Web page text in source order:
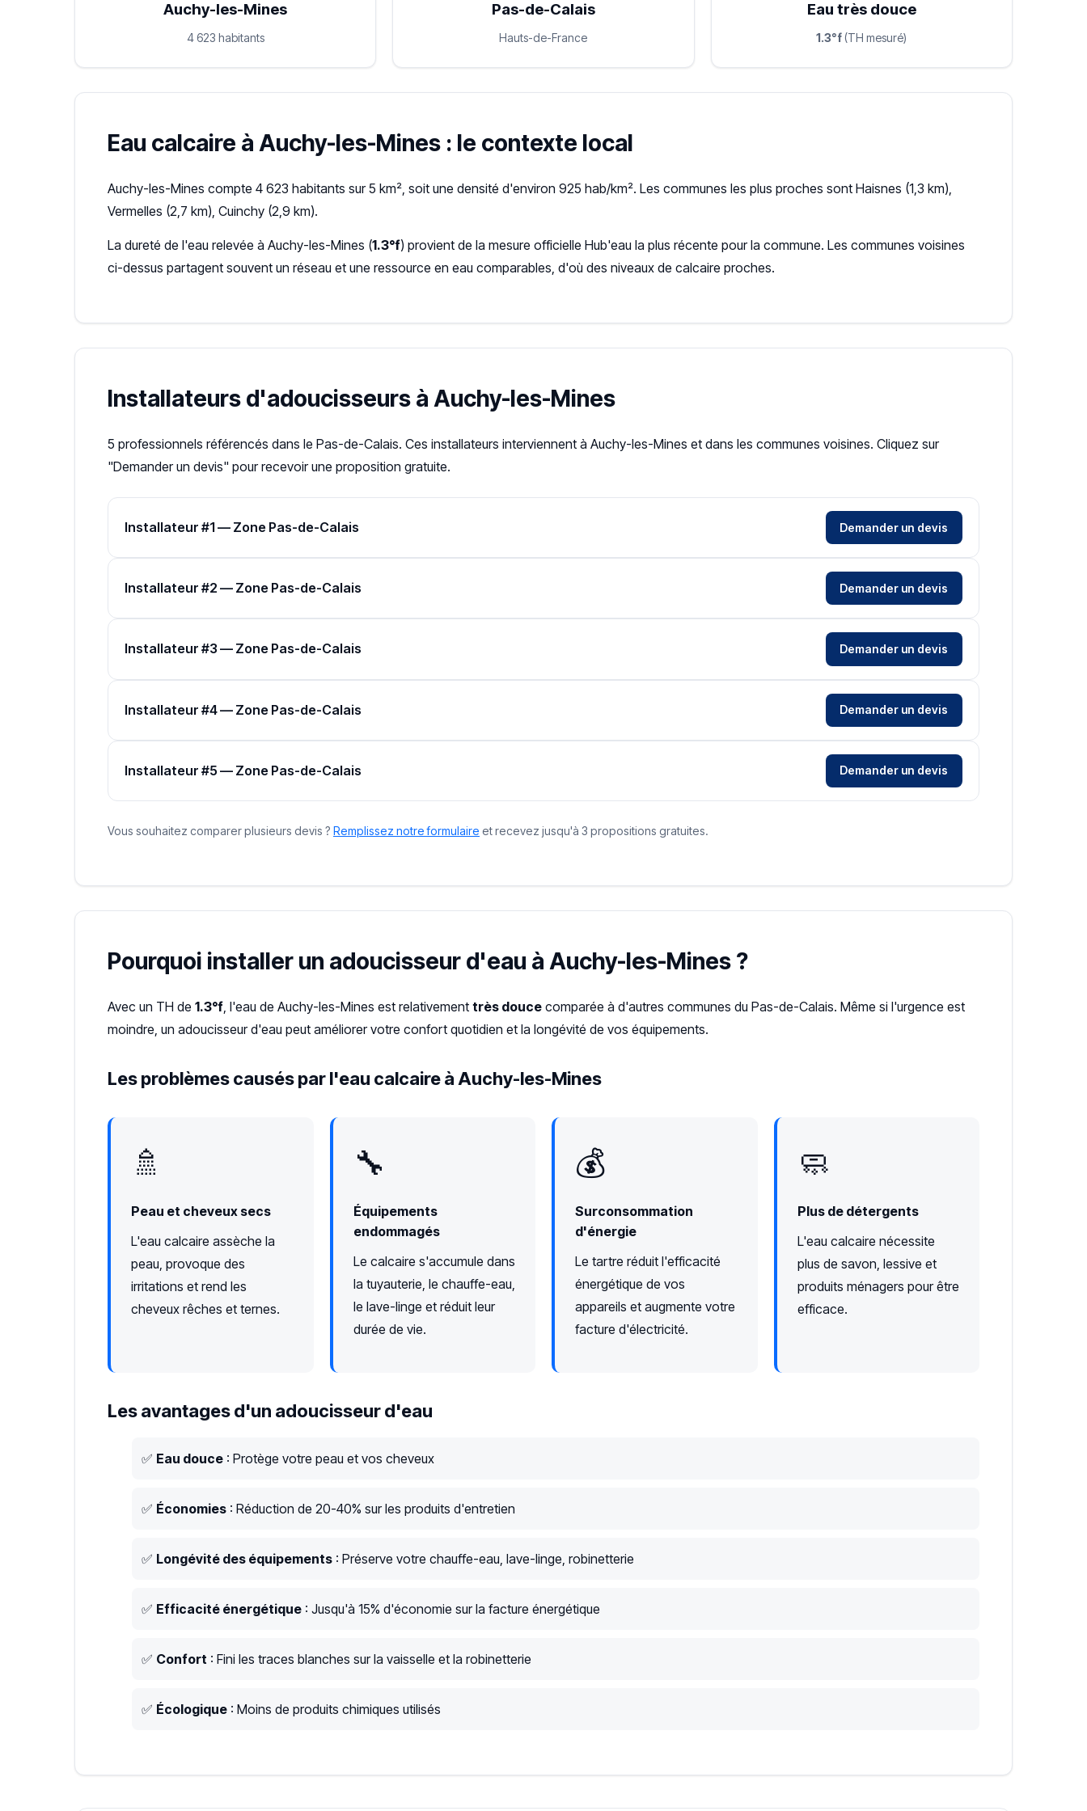
Auchy-les-Mines
4 623 habitants
Pas-de-Calais
Hauts-de-France
Eau très douce
1.3°f (TH mesuré)
Eau calcaire à Auchy-les-Mines : le contexte local
Auchy-les-Mines compte 4 623 habitants sur 5 km², soit une densité d'environ 925 hab/km². Les communes les plus proches sont Haisnes (1,3 km),
Vermelles (2,7 km), Cuinchy (2,9 km).
La dureté de l'eau relevée à Auchy-les-Mines (1.3°f) provient de la mesure officielle Hub'eau la plus récente pour la commune. Les communes voisines
ci-dessus partagent souvent un réseau et une ressource en eau comparables, d'où des niveaux de calcaire proches.
Installateurs d'adoucisseurs à Auchy-les-Mines
5 professionnels référencés dans le Pas-de-Calais. Ces installateurs interviennent à Auchy-les-Mines et dans les communes voisines. Cliquez sur
"Demander un devis" pour recevoir une proposition gratuite.
Installateur #1 — Zone Pas-de-Calais Demander un devis
Installateur #2 — Zone Pas-de-Calais Demander un devis
Installateur #3 — Zone Pas-de-Calais Demander un devis
Installateur #4 — Zone Pas-de-Calais Demander un devis
Installateur #5 — Zone Pas-de-Calais Demander un devis
Vous souhaitez comparer plusieurs devis ? Remplissez notre formulaire et recevez jusqu'à 3 propositions gratuites.
Pourquoi installer un adoucisseur d'eau à Auchy-les-Mines ?
Avec un TH de 1.3°f , l'eau de Auchy-les-Mines est relativement très douce comparée à d'autres communes du Pas-de-Calais. Même si l'urgence est
moindre, un adoucisseur d'eau peut améliorer votre confort quotidien et la longévité de vos équipements.
Les problèmes causés par l'eau calcaire à Auchy-les-Mines
🚿
Peau et cheveux secs
L'eau calcaire assèche la
peau, provoque des
irritations et rend les
cheveux rêches et ternes.
🔧
Équipements
endommagés
Le calcaire s'accumule dans
la tuyauterie, le chauffe-eau,
le lave-linge et réduit leur
durée de vie.
💰
Surconsommation
d'énergie
Le tartre réduit l'efficacité
énergétique de vos
appareils et augmente votre
facture d'électricité.
🧼
Plus de détergents
L'eau calcaire nécessite
plus de savon, lessive et
produits ménagers pour être
efficace.
Les avantages d'un adoucisseur d'eau
✅ Eau douce : Protège votre peau et vos cheveux
✅ Économies : Réduction de 20-40% sur les produits d'entretien
✅ Longévité des équipements : Préserve votre chauffe-eau, lave-linge, robinetterie
✅ Efficacité énergétique : Jusqu'à 15% d'économie sur la facture énergétique
✅ Confort : Fini les traces blanches sur la vaisselle et la robinetterie
✅ Écologique : Moins de produits chimiques utilisés